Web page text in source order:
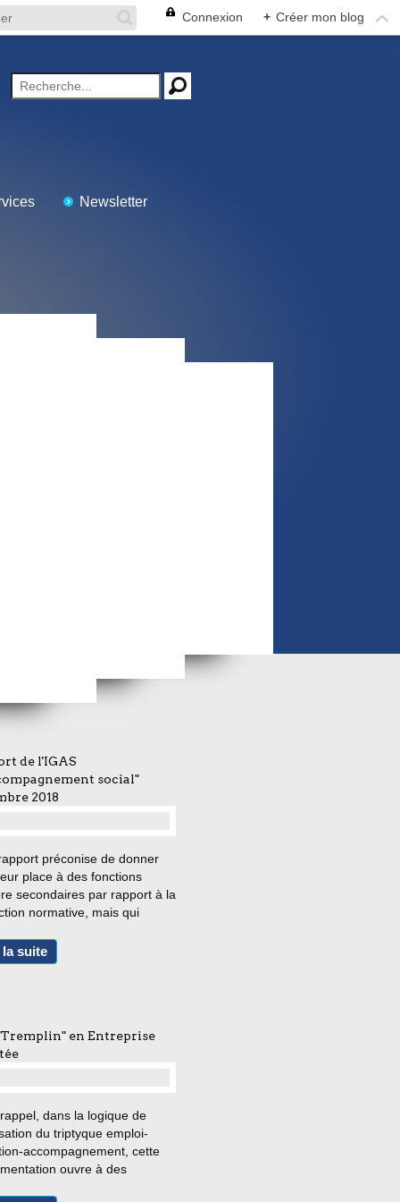
Connexion + Créer mon blog
Newsletter
1 solution" à Toulon
de l'IGAS
social"
2018
préconise de donner
place à des fonctions
secondaires par rapport à la
normative, mais qui
l’Etat social du XXIe siècle :
« table-ronde » et
la suite
en Entreprise
dans la logique de
du triptyque emploi-
accompagnement, cette
ouvre à des